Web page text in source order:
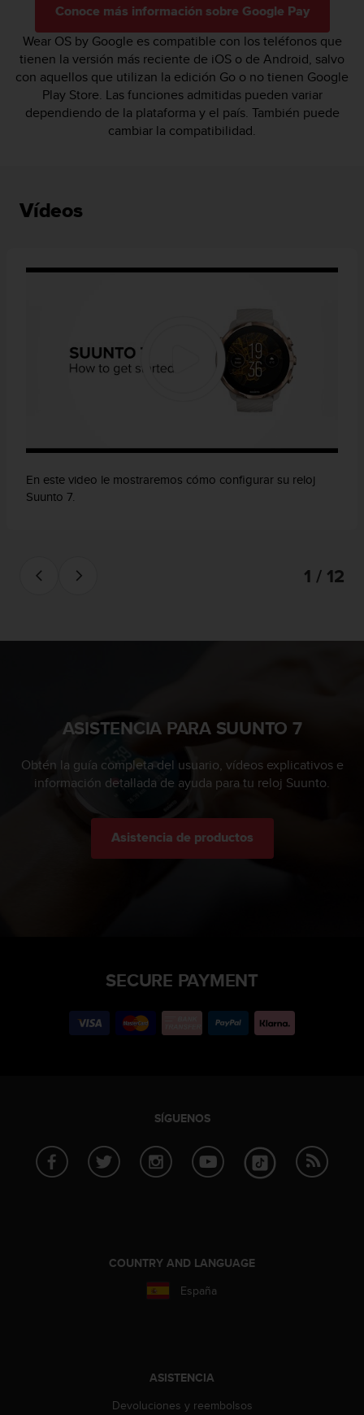
Conoce más información sobre Google Pay
Wear OS by Google es compatible con los teléfonos que
tienen la versión más reciente de iOS o de Android, salvo
con aquellos que utilizan la edición Go o no tienen Google
Play Store. Las funciones admitidas pueden variar
dependiendo de la plataforma y el país. También puede
cambiar la compatibilidad.
Vídeos
En este video le mostraremos cómo configurar su reloj
Suunto 7.
1 / 12
ASISTENCIA PARA SUUNTO 7
Obtén la guía completa del usuario, vídeos explicativos e
información detallada de ayuda para tu reloj Suunto.
Asistencia de productos
SECURE PAYMENT
SÍGUENOS
COUNTRY AND LANGUAGE
España
ASISTENCIA
Devoluciones y reembolsos